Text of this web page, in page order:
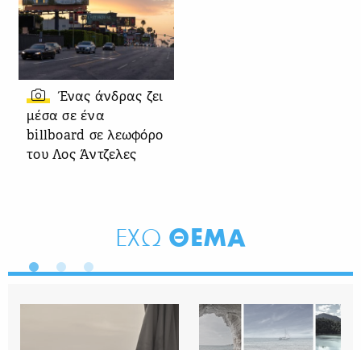
Ένας άνδρας ζει
μέσα σε ένα
billboard σε λεωφόρο
του Λος Άντζελες
ΕΧΩ ΘΕΜΑ